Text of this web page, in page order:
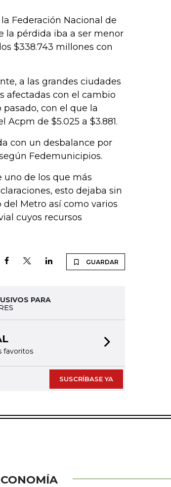
Federación Nacional de
la pérdida iba a ser menor
$338.743 millones con
a las grandes ciudades
afectadas con el cambio
con el que la
Acpm de $5.025 a $3.881.
con un desbalance por
Fedemunicipios.
uno de los que más
esto dejaba sin
Metro así como varios
cuyos recursos
GUARDAR
PARA
favoritos
SUSCRÍBASE YA